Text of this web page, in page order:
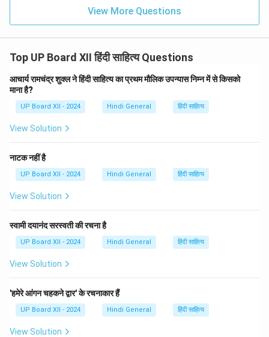
View More Questions
Top UP Board XII हिंदी साहित्य Questions
आचार्य रामचंद्र शुक्ल ने हिंदी साहित्य का प्रथम मौलिक उपन्यास निम्न में से किसको
माना है?
UP Board XII - 2024 Hindi General हिंदी साहित्य
View Solution
नाटक नहीं है
UP Board XII - 2024 Hindi General हिंदी साहित्य
View Solution
स्वामी दयानंद सरस्वती की रचना है
UP Board XII - 2024 Hindi General हिंदी साहित्य
View Solution
'हमेरे आंगन चहकने द्वार' के रचनाकार हैं
UP Board XII - 2024 Hindi General हिंदी साहित्य
View Solution